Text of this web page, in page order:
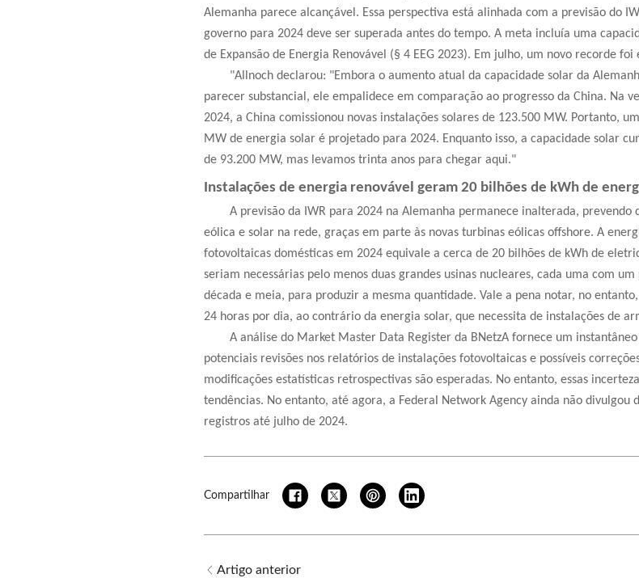
Alemanha parece alcançável. Essa perspectiva está alinhada com a previsão do
governo para 2024 deve ser superada antes do tempo. A meta incluía uma
de Expansão de Energia Renovável (§ 4 EEG 2023). Em julho, um novo recorde
"Allnoch declarou: "Embora o aumento atual da capacidade solar da
parecer substancial, ele empalidece em comparação ao progresso da China. Na
2024, a China comissionou novas instalações solares de 123.500 MW. Portanto,
MW de energia solar é projetado para 2024. Enquanto isso, a capacidade solar
de 93.200 MW, mas levamos trinta anos para chegar aqui."
Instalações de energia renovável geram 20 bilhões de kWh de
A previsão da IWR para 2024 na Alemanha permanece inalterada,
eólica e solar na rede, graças em parte às novas turbinas eólicas offshore. A
fotovoltaicas domésticas em 2024 equivale a cerca de 20 bilhões de kWh de
seriam necessárias pelo menos duas grandes usinas nucleares, cada uma com
década e meia, para produzir a mesma quantidade. Vale a pena notar, no
24 horas por dia, ao contrário da energia solar, que necessita de instalações de
A análise do Market Master Data Register da BNetzA fornece um
potenciais revisões nos relatórios de instalações fotovoltaicas e possíveis
modificações estatísticas retrospectivas são esperadas. No entanto, essas
tendências. No entanto, até agora, a Federal Network Agency ainda não divulgou
registros até julho de 2024.
Compartilhar
Artigo anterior